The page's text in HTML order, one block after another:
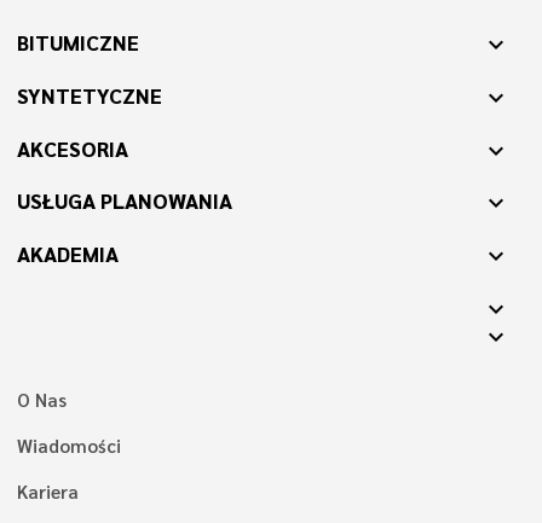
BITUMICZNE expand_more
SYNTETYCZNE expand_more
AKCESORIA expand_more
USŁUGA PLANOWANIA expand_more
AKADEMIA
expand_more
expand_more
expand_more
O Nas
Wiadomości
Kariera